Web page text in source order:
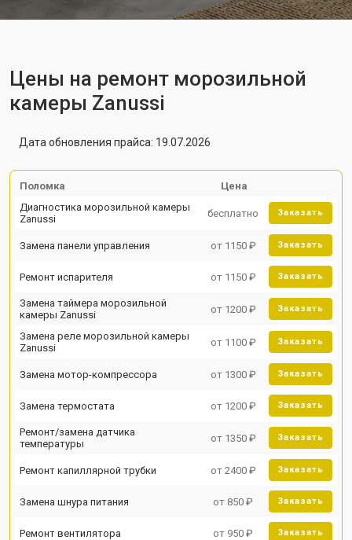
Цены на ремонт морозильной
камеры Zanussi
Дата обновления прайса: 19.07.2026
Поломка
Цена
Диагностика морозильной камеры
Zanussi
бесплатно Заказать
Замена панели управления от 1150 ₽ Заказать
Ремонт испарителя от 1150 ₽ Заказать
Замена таймера морозильной
камеры Zanussi
от 1200 ₽ Заказать
Замена реле морозильной камеры
Zanussi
от 1100 ₽ Заказать
Замена мотор-компрессора от 1300 ₽ Заказать
Замена термостата от 1200 ₽ Заказать
Ремонт/замена датчика
температуры
от 1350 ₽ Заказать
Ремонт капиллярной трубки от 2400 ₽ Заказать
Замена шнура питания от 850 ₽ Заказать
Ремонт вентилятора от 950 ₽ Заказать